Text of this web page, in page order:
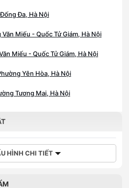
Đa, Hà Nội
Miếu - Quốc Tử Giám, Hà Nội
Miếu - Quốc Tử Giám, Hà Nội
Yên Hòa, Hà Nội
Tương Mai, Hà Nội
HÌNH CHI TIẾT